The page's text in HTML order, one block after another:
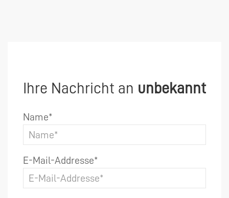
Ihre Nachricht an unbekannt
Name*
E-Mail-Addresse*